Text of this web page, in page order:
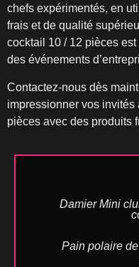
chefs expérimentés, en
frais et de qualité
cocktail 10 / 12 pièces
des événements
Contactez-nous dès
impressionner vos invités
pièces avec des produits
Damier Mini
Pain polaire